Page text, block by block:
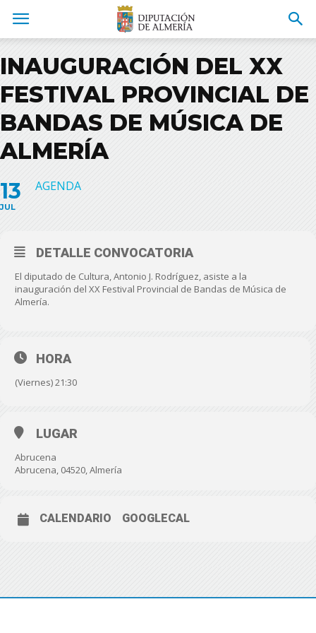
INAUGURACIÓN DEL XX
FESTIVAL PROVINCIAL DE
BANDAS DE MÚSICA DE
ALMERÍA
13
JUL
AGENDA
DETALLE CONVOCATORIA
El diputado de Cultura, Antonio J. Rodríguez, asiste a la
inauguración del XX Festival Provincial de Bandas de Música de
Almería.
HORA
(Viernes) 21:30
LUGAR
Abrucena
Abrucena, 04520, Almería
CALENDARIO GOOGLECAL